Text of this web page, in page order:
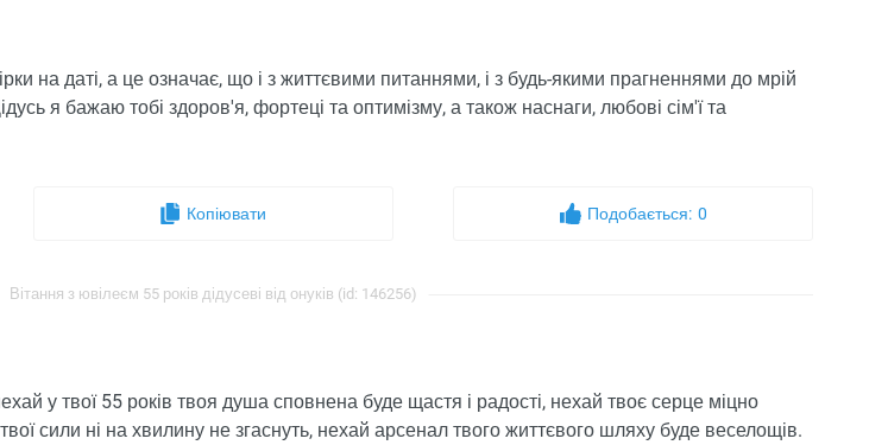
на даті, а це означає, що і з життєвими питаннями, і з будь-якими прагненнями до мрій
я бажаю тобі здоров'я, фортеці та оптимізму, а також наснаги, любові сім'ї та
Копіювати Подобається: 0
Вітання з ювілеєм 55 років дідусеві від онуків (id: 146256)
у твої 55 років твоя душа сповнена буде щастя і радості, нехай твоє серце міцно
сили ні на хвилину не згаснуть, нехай арсенал твого життєвого шляху буде веселощів.